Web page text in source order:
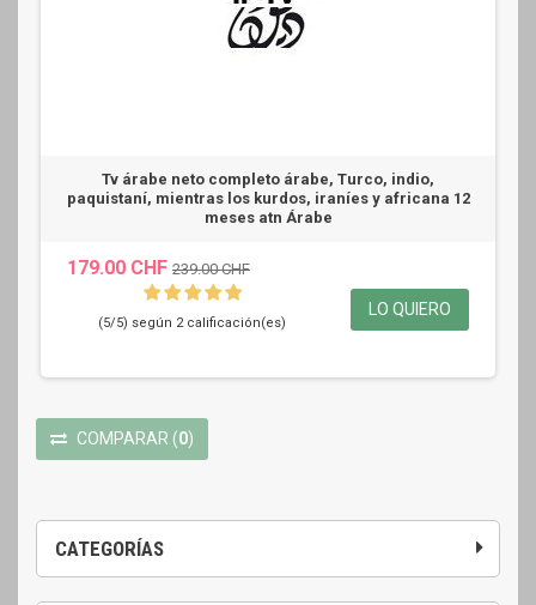
CATEGORÍAS
Tv árabe neto completo árabe, Turco, indio,
paquistaní, mientras los kurdos, iraníes y africana 12
meses atn Árabe
179.00 CHF 239.00 CHF
(5/5) según 2 calificación(es)
LO QUIERO
COMPARAR (0)